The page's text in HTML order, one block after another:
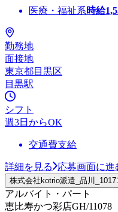
医療・福祉系時給
勤務地
面接地
東京都目黒区
目黒駅
シフト
週3日からOK
交通費支給
詳細を見る 応募画面に進
株式会社kotrio派遣_品川
アルバイト・パート
恵比寿かつ彩店GH/11078